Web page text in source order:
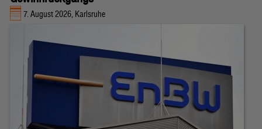
7. August 2026, Karlsruhe